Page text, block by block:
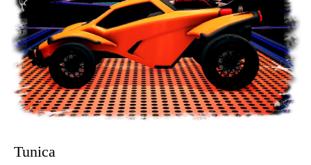
Tunica